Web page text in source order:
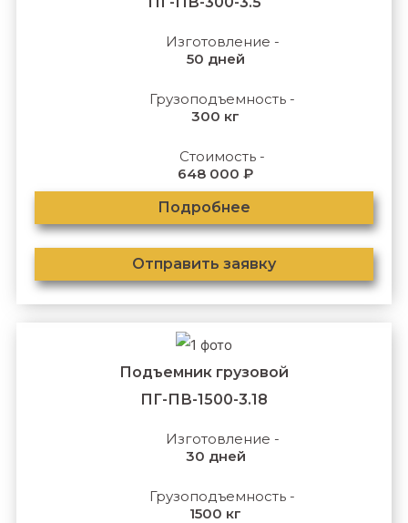
Изготовление -
50 дней
Грузоподъемность -
300 кг
Стоимость -
648 000 ₽
Подробнее
Отправить заявку
Подъемник грузовой
ПГ-ПВ-1500-3.18
Изготовление -
30 дней
Грузоподъемность -
1500 кг